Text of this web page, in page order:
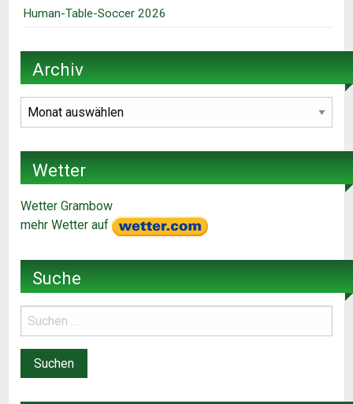
Human-Table-Soccer 2026
Archiv
Archiv
Wetter
Wetter Grambow
mehr Wetter auf
Suche